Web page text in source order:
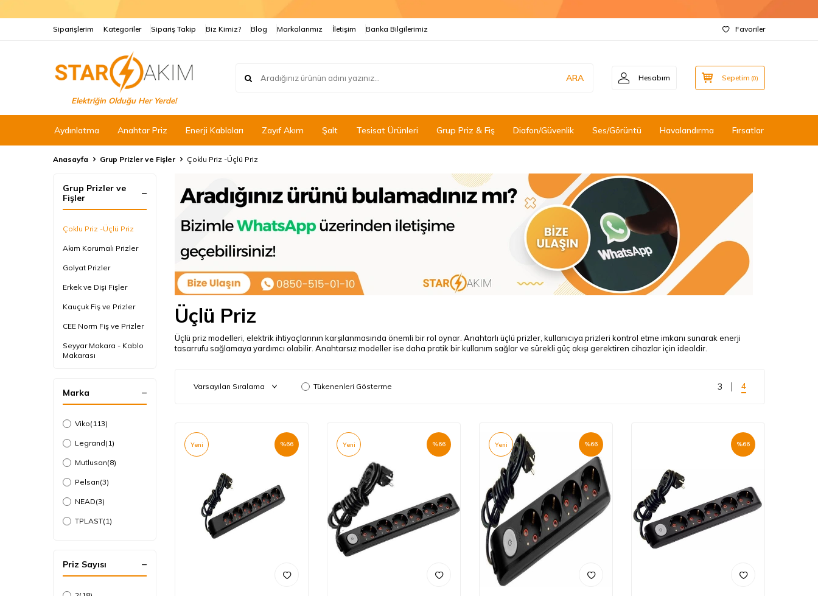
Siparişlerim Kategoriler Sipariş Takip Biz Kimiz? Blog Markalarımız İletişim Banka Bilgilerimiz Favoriler
Elektriğin Olduğu Her Yerde!
ARA Hesabım Sepetim (0)
Aydınlatma Anahtar Priz Enerji Kabloları Zayıf Akım Şalt Tesisat Ürünleri Grup Priz & Fiş Diafon/Güvenlik Ses/Görüntü Havalandırma Fırsatlar
Anasayfa Grup Prizler ve Fişler Çoklu Priz -Üçlü Priz
Grup Prizler ve
Fişler
Çoklu Priz -Üçlü Priz
Akım Korumalı Prizler
Golyat Prizler
Erkek ve Dişi Fişler
Kauçuk Fiş ve Prizler
CEE Norm Fiş ve Prizler
Seyyar Makara - Kablo
Makarası
Marka
Viko(113)
Legrand(1)
Mutlusan(8)
Pelsan(3)
NEAD(3)
TPLAST(1)
Priz Sayısı
Üçlü Priz
Üçlü priz modelleri, elektrik ihtiyaçlarının karşılanmasında önemli bir rol oynar. Anahtarlı üçlü prizler, kullanıcıya prizleri kontrol etme imkanı sunarak enerji
tasarrufu sağlamaya yardımcı olabilir. Anahtarsız modeller ise daha pratik bir kullanım sağlar ve sürekli güç akışı gerektiren cihazlar için idealdir.
Tükenenleri Gösterme 3 4
%66
Yeni %66
Yeni %66
Yeni %66